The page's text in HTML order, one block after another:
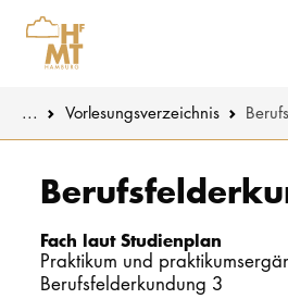
You are here:
... Vorlesungs­verzeichnis
Fach laut Studienplan
Praktikum und
Berufsfelderkundung 3